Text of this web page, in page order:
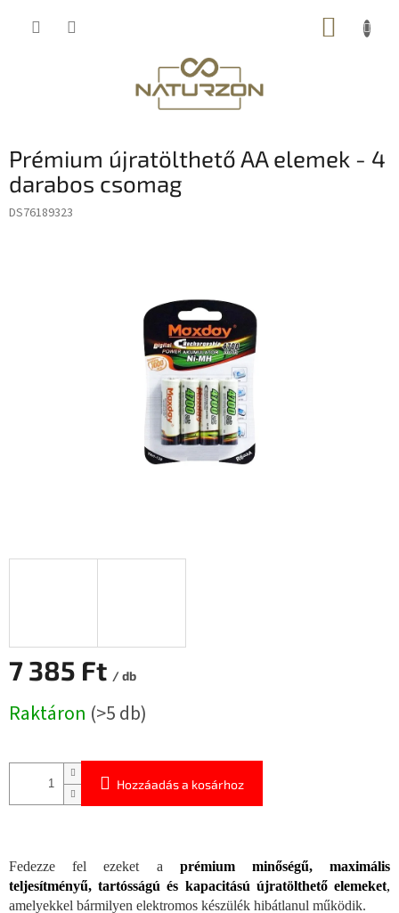
KOSÁR
Prémium újratölthető AA elemek - 4
darabos csomag
DS76189323
7 385 Ft / db
Raktáron (>5 db)
Hozzáadás a kosárhoz
Fedezze fel ezeket a prémium minőségű, maximális
teljesítményű, tartósságú és kapacitású újratölthető elemeket,
amelyekkel bármilyen elektromos készülék hibátlanul működik.